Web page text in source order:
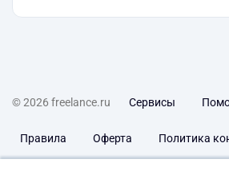
© 2026 freelance.ru Сервисы
Правила Оферта Политика